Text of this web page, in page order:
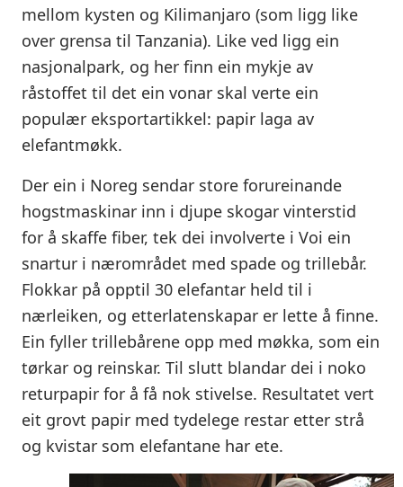
mellom kysten og Kilimanjaro (som ligg like
over grensa til Tanzania). Like ved ligg ein
nasjonalpark, og her finn ein mykje av
råstoffet til det ein vonar skal verte ein
populær eksportartikkel: papir laga av
elefantmøkk.
Der ein i Noreg sendar store forureinande
hogstmaskinar inn i djupe skogar vinterstid
for å skaffe fiber, tek dei involverte i Voi ein
snartur i nærområdet med spade og trillebår.
Flokkar på opptil 30 elefantar held til i
nærleiken, og etterlatenskapar er lette å finne.
Ein fyller trillebårene opp med møkka, som ein
tørkar og reinskar. Til slutt blandar dei i noko
returpapir for å få nok stivelse. Resultatet vert
eit grovt papir med tydelege restar etter strå
og kvistar som elefantane har ete.